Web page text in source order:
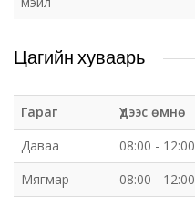
Цагийн хуваарь
Гараг Үдээс өмнө
Даваа
08:00 - 12:00
Мягмар
08:00 - 12:00